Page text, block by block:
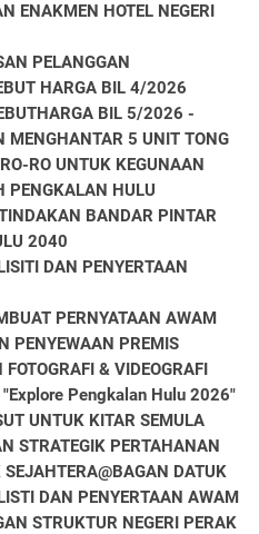
ENAKMEN HOTEL NEGERI
PELANGGAN
HARGA BIL 4/2026
BIL 5/2026 -
MENGHANTAR 5 UNIT TONG
RO UNTUK KEGUNAAN
PENGKALAN HULU
BANDAR PINTAR
2040
DAN PENYERTAAN
PERNYATAAN AWAM
PENYEWAAN PREMIS
& VIDEOGRAFI
"Explore Pengkalan Hulu 2026"
UNTUK KITAR SEMULA
STRATEGIK PERTAHANAN
SEJAHTERA@BAGAN DATUK
DAN PENYERTAAN AWAM
STRUKTUR NEGERI PERAK